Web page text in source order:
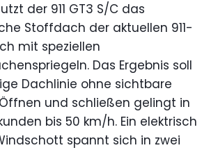
der 911 GT3 S/C das
Stoffdach der aktuellen 911-
mit speziellen
Das Ergebnis soll
Dachlinie ohne sichtbare
und schließen gelingt in
bis 50 km/h. Ein elektrisch
spannt sich in zwei